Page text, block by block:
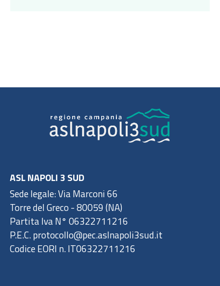
ASL NAPOLI 3 SUD
Sede legale: Via Marconi 66
Torre del Greco - 80059 (NA)
Partita Iva N° 06322711216
P.E.C. protocollo@pec.aslnapoli3sud.it
Codice EORI n. IT06322711216